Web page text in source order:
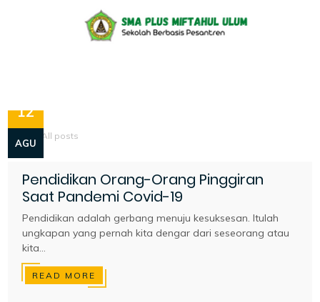
All posts
12
AGU
Pendidikan Orang-Orang Pinggiran
Saat Pandemi Covid-19
Pendidikan adalah gerbang menuju kesuksesan. Itulah
ungkapan yang pernah kita dengar dari seseorang atau
kita...
READ MORE